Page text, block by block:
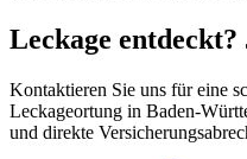
Leckage
Kontaktieren Sie uns für eine
Leckageortung in Baden-
und direkte